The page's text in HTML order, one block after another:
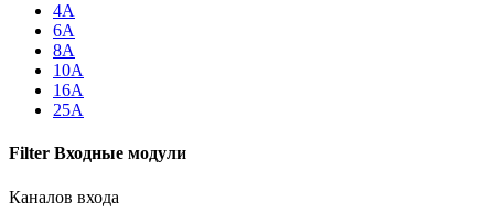
4A
6А
8А
10А
16А
25A
Filter Входные модули
Каналов входа